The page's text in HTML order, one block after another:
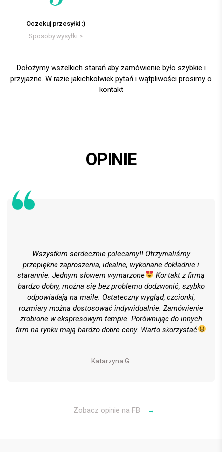
Oczekuj przesyłki :)
Sposoby wysyłki >
Dołożymy wszelkich starań aby zamówienie było szybkie i
przyjazne. W razie jakichkolwiek pytań i wątpliwości prosimy o
kontakt
OPINIE
Wszystkim serdecznie polecamy!! Otrzymaliśmy
przepiękne zaproszenia, idealne, wykonane dokładnie i
starannie. Jednym słowem wymarzone
Kontakt z firmą
bardzo dobry, można się bez problemu dodzwonić, szybko
odpowiadają na maile. Ostateczny wygląd, czcionki,
rozmiary można dostosować indywidualnie. Zamówienie
zrobione w ekspresowym tempie. Porównując do innych
firm na rynku mają bardzo dobre ceny. Warto skorzystać
Katarzyna G.
Zobacz opinie na FB →